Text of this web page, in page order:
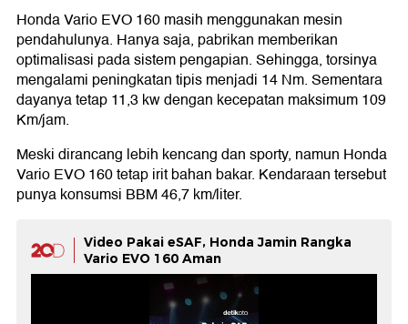
Honda Vario EVO 160 masih menggunakan mesin
pendahulunya. Hanya saja, pabrikan memberikan
optimalisasi pada sistem pengapian. Sehingga, torsinya
mengalami peningkatan tipis menjadi 14 Nm. Sementara
dayanya tetap 11,3 kw dengan kecepatan maksimum 109
Km/jam.
Meski dirancang lebih kencang dan sporty, namun Honda
Vario EVO 160 tetap irit bahan bakar. Kendaraan tersebut
punya konsumsi BBM 46,7 km/liter.
Video Pakai eSAF, Honda Jamin Rangka
Vario EVO 160 Aman